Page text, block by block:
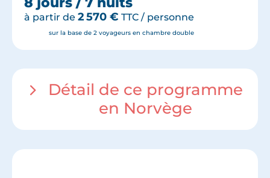
à partir de 2 570 € TTC / personne
sur la base de 2 voyageurs en chambre double
Détail de ce programme
en Norvège